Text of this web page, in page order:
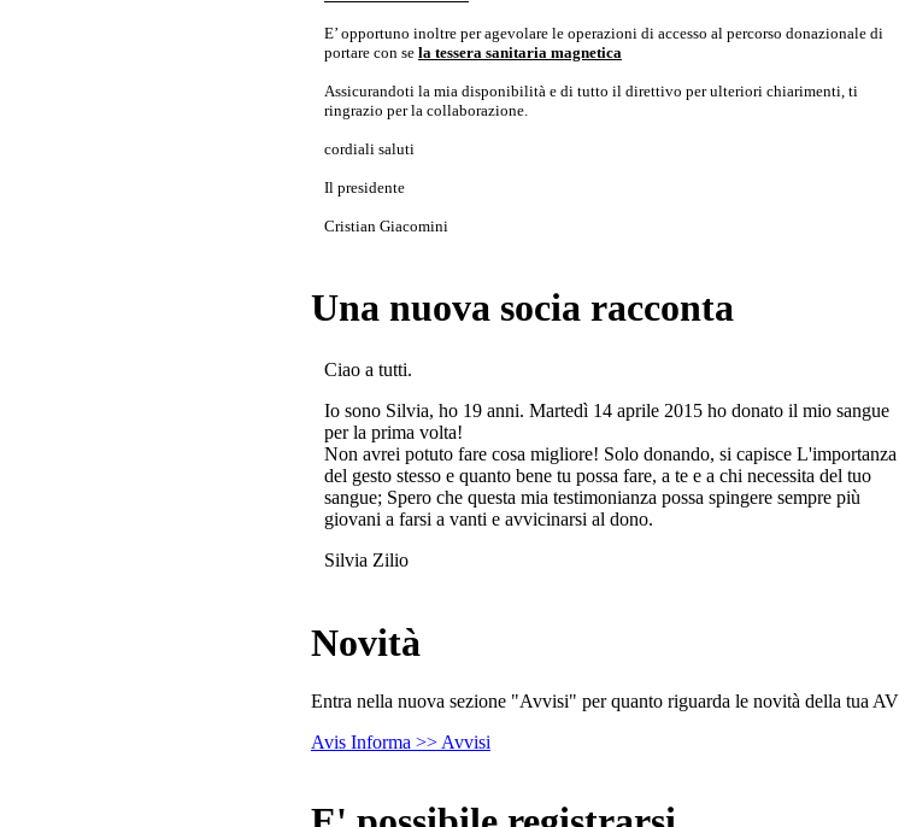
E’ opportuno inoltre per agevolare le operazioni di accesso al percorso donazionale di
portare con se la tessera sanitaria magnetica
Assicurandoti la mia disponibilità e di tutto il direttivo per ulteriori chiarimenti, ti
ringrazio per la collaborazione.
cordiali saluti
Il presidente
Cristian Giacomini
Una nuova socia racconta
Ciao a tutti.
Io sono Silvia, ho 19 anni. Martedì 14 aprile 2015 ho donato il mio sangue
per la prima volta!
Non avrei potuto fare cosa migliore! Solo donando, si capisce L'importanza
del gesto stesso e quanto bene tu possa fare, a te e a chi necessita del tuo
sangue; Spero che questa mia testimonianza possa spingere sempre più
giovani a farsi a vanti e avvicinarsi al dono.
Silvia Zilio
Novità
Entra nella nuova sezione "Avvisi" per quanto riguarda le novità della tua
Avis Informa >> Avvisi